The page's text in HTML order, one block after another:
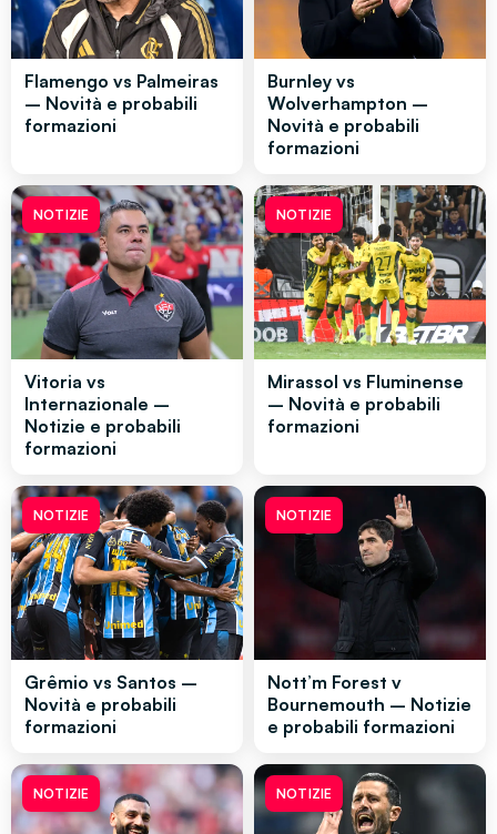
Flamengo vs Palmeiras
– Novità e probabili
formazioni
Burnley vs
Wolverhampton –
Novità e probabili
formazioni
NOTIZIE
Vitoria vs
Internazionale –
Notizie e probabili
formazioni
NOTIZIE
Mirassol vs Fluminense
– Novità e probabili
formazioni
NOTIZIE
Grêmio vs Santos –
Novità e probabili
formazioni
NOTIZIE
Nott’m Forest v
Bournemouth – Notizie
e probabili formazioni
NOTIZIE NOTIZIE